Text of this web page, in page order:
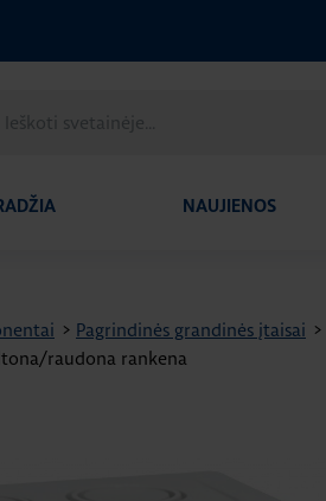
NAUJIENOS
> Pagrindinės grandinės įtaisai >
raudona rankena